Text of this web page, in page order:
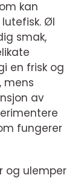
kan
Øl
smak,
en frisk og
mens
av
fungerer
og ulemper